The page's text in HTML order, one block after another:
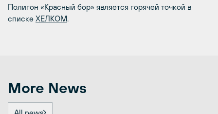
Полигон «Красный бор» является горячей точкой в
списке ХЕЛКОМ.
More News